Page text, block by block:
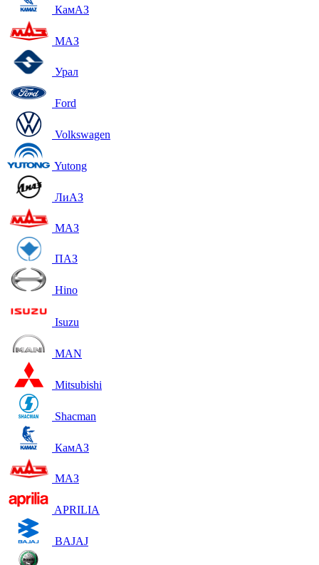
КамАЗ
МАЗ
Урал
Ford
Volkswagen
Yutong
ЛиАЗ
МАЗ
ПАЗ
Hino
Isuzu
MAN
Mitsubishi
Shacman
КамАЗ
МАЗ
APRILIA
BAJAJ